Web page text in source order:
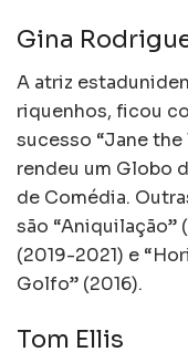
Gina
A atriz
riquenhos, ficou
sucesso “Jane
rendeu um Globo
de Comédia.
são “Aniquilação”
(2019-2021) e
Golfo” (2016).
Tom Ellis